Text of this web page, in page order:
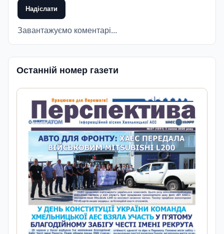
Надіслати
Завантажуємо коментарі...
Останній номер газети